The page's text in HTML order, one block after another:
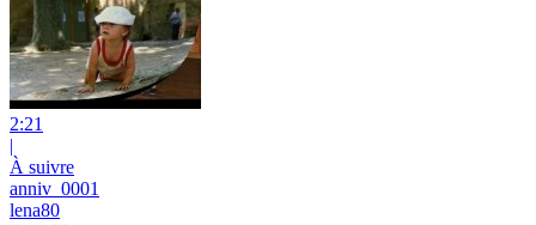
2:21
|
À suivre
anniv_0001
lena80